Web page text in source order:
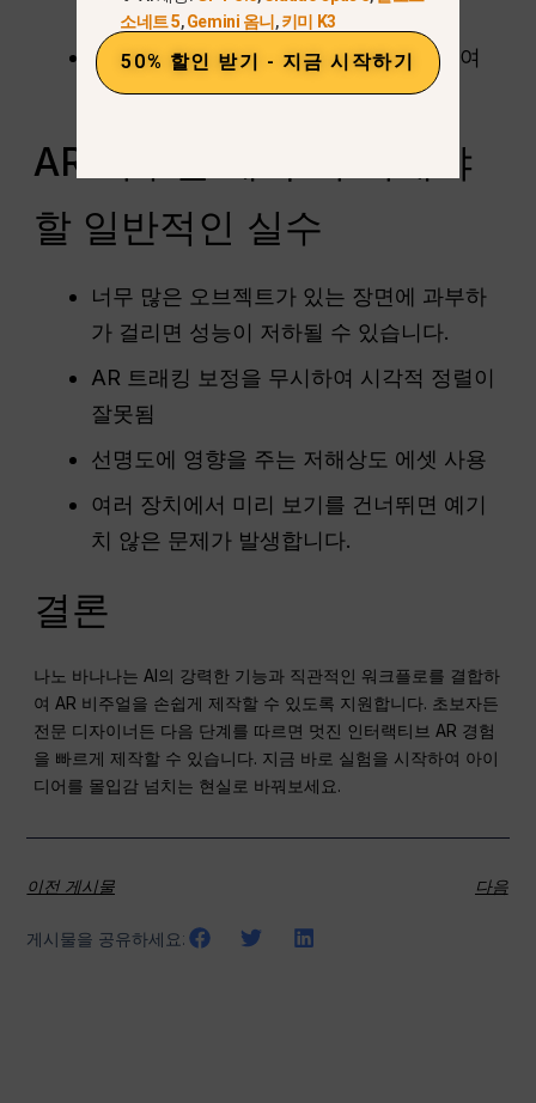
면 최적화
사용자 정의 셰이더와 텍스처를 사용하여
매우 사실적인 효과 구현
AR 비주얼 제작 시 피해야
할 일반적인 실수
너무 많은 오브젝트가 있는 장면에 과부하
가 걸리면 성능이 저하될 수 있습니다.
AR 트래킹 보정을 무시하여 시각적 정렬이
잘못됨
선명도에 영향을 주는 저해상도 에셋 사용
여러 장치에서 미리 보기를 건너뛰면 예기
치 않은 문제가 발생합니다.
결론
나노 바나나는 AI의 강력한 기능과 직관적인 워크플로를 결합하
여 AR 비주얼을 손쉽게 제작할 수 있도록 지원합니다. 초보자든
전문 디자이너든 다음 단계를 따르면 멋진 인터랙티브 AR 경험
을 빠르게 제작할 수 있습니다. 지금 바로 실험을 시작하여 아이
디어를 몰입감 넘치는 현실로 바꿔보세요.
이전 게시물 다음
게시물을 공유하세요:
소네트 5,Gemini 옴니 ,키미 K3
50% 할인 받기 - 지금 시작하기